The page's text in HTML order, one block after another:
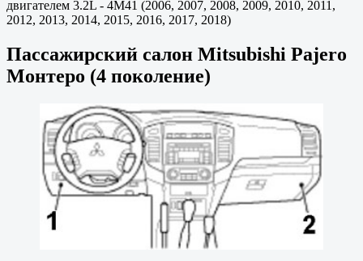
двигателем 3.2L - 4M41 (2006, 2007, 2008, 2009, 2010, 2011,
2012, 2013, 2014, 2015, 2016, 2017, 2018)
Пассажирский салон Mitsubishi Pajero
Монтеро (4 поколение)